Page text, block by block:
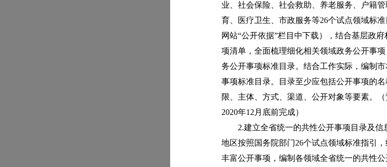
业、社会保险、社会救助、养老服务、户籍
育、医疗卫生、市政服务等26个试点领域标
网站“公开依据”栏目中下载），结合基层政
项清单，全面梳理细化相关领域政务公开事
务公开事项标准目录。结合工作实际，编制
事项标准目录。目录至少应包括公开事项的
限、主体、方式、渠道、公开对象等要素。（
2020年12月底前完成）
2.建立全省统一的共性公开事项目录及信
地区按照国务院部门26个试点领域标准指引
丰富公开事项，编制各领域全省统一的共性